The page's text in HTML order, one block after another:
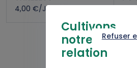
Cultivons
notre
relation
Refuser
4,00 €/Jour